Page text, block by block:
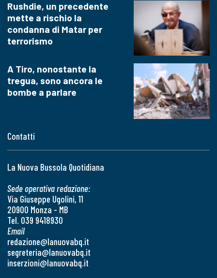
Contatti
La Nuova Bussola Quotidiana
Sede operativa redazione:
Via Giuseppe Ugolini, 11
20900 Monza - MB
Tel. 039 9418930
Email
redazione@lanuovabq.it
segreteria@lanuovabq.it
inserzioni@lanuovabq.it
Rushdie, un precedente
mette a rischio la
condanna di Matar per
terrorismo
A Tiro, nonostante la
tregua, sono ancora le
bombe a parlare